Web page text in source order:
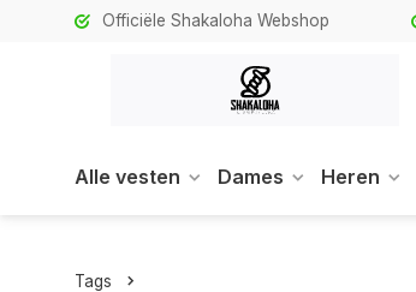
Officiële Shakaloha Webshop
Alle vesten Dames Heren
Tags